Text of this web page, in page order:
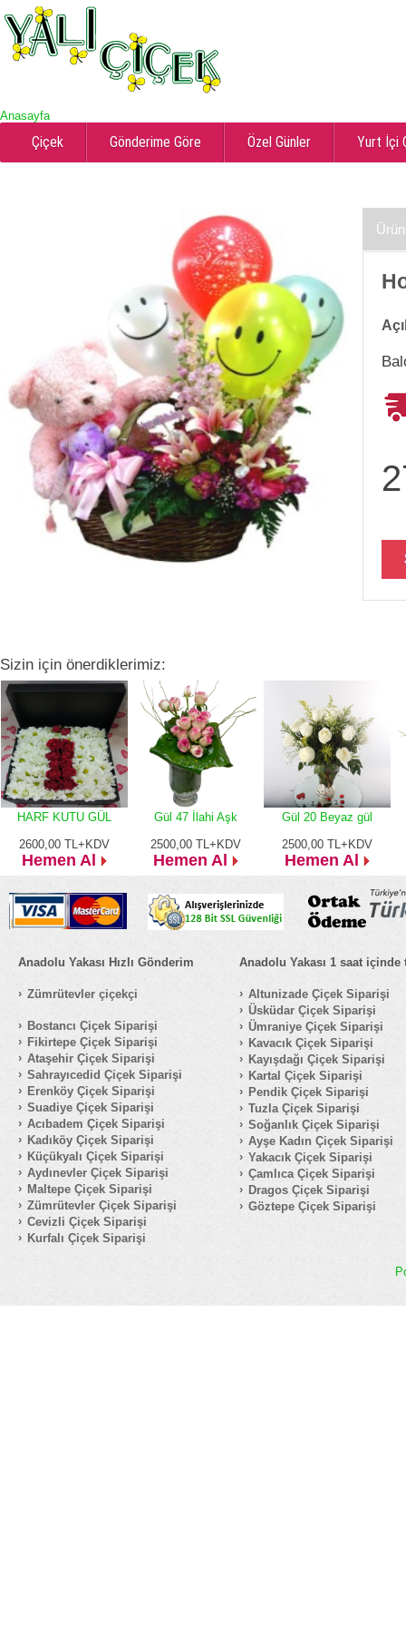
Anasayfa
Çiçek Gönderime Göre Özel Günler Yurt İçi
Sizin için önerdiklerimiz:
HARF KUTU GÜL
2600,00 TL+KDV
Hemen Al
Gül 47 İlahi Aşk
2500,00 TL+KDV
Hemen Al
Gül 20 Beyaz gül
2500,00 TL+KDV
Hemen Al
Anadolu Yakası Hızlı Gönderim
Zümrütevler çiçekçi
Bostancı Çiçek Siparişi
Fikirtepe Çiçek Siparişi
Ataşehir Çiçek Siparişi
Sahrayıcedid Çiçek Siparişi
Erenköy Çiçek Siparişi
Suadiye Çiçek Siparişi
Acıbadem Çiçek Siparişi
Kadıköy Çiçek Siparişi
Küçükyalı Çiçek Siparişi
Aydınevler Çiçek Siparişi
Maltepe Çiçek Siparişi
Zümrütevler Çiçek Siparişi
Cevizli Çiçek Siparişi
Kurfalı Çiçek Siparişi
Anadolu Yakası 1 saat içinde
Altunizade Çiçek Siparişi
Üsküdar Çiçek Siparişi
Ümraniye Çiçek Siparişi
Kavacık Çiçek Siparişi
Kayışdağı Çiçek Siparişi
Kartal Çiçek Siparişi
Pendik Çiçek Siparişi
Tuzla Çiçek Siparişi
Soğanlık Çiçek Siparişi
Ayşe Kadın Çiçek Siparişi
Yakacık Çiçek Siparişi
Çamlıca Çiçek Siparişi
Dragos Çiçek Siparişi
Göztepe Çiçek Siparişi